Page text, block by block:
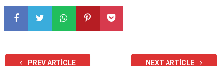
PREV ARTICLE NEXT ARTICLE